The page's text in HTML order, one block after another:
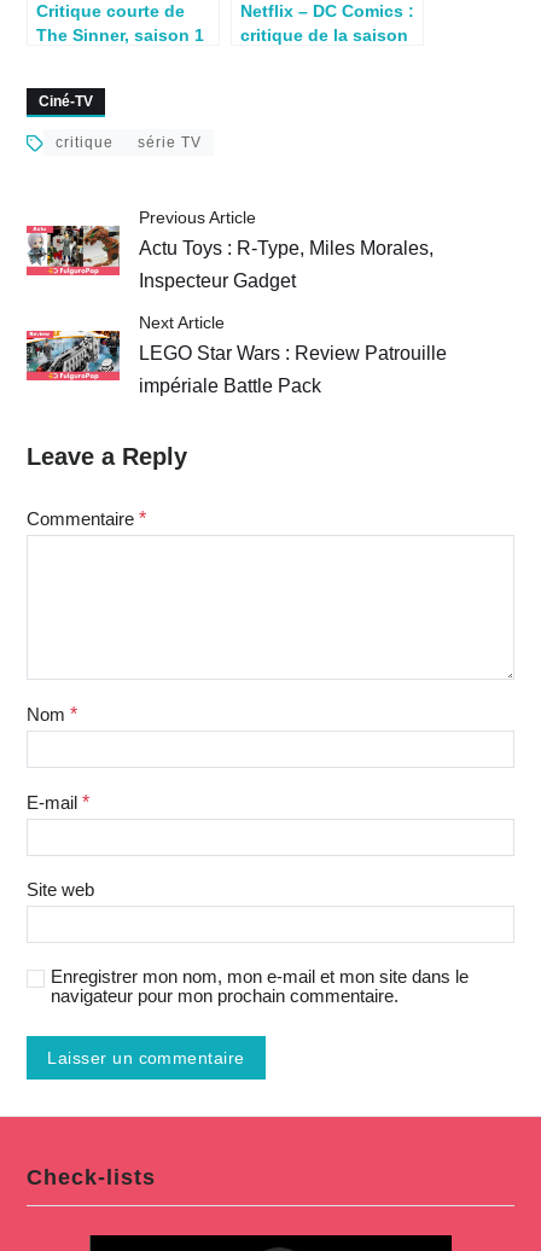
Critique courte de
The Sinner, saison 1
Netflix – DC Comics :
critique de la saison
Ciné-TV
critique série TV
Previous Article
Actu Toys : R-Type, Miles Morales,
Inspecteur Gadget
Next Article
LEGO Star Wars : Review Patrouille
impériale Battle Pack
Leave a Reply
Commentaire *
Nom *
E-mail *
Site web
Enregistrer mon nom, mon e-mail et mon site dans le
navigateur pour mon prochain commentaire.
Check-lists